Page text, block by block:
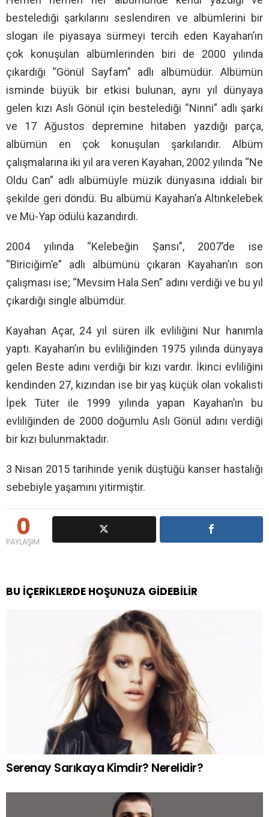
bestelediği şarkılarını seslendiren ve albümlerini bir
slogan ile piyasaya sürmeyi tercih eden Kayahan’ın
çok konuşulan albümlerinden biri de 2000 yılında
çıkardığı “Gönül Sayfam” adlı albümüdür. Albümün
isminde büyük bir etkisi bulunan, aynı yıl dünyaya
gelen kızı Aslı Gönül için bestelediği “Ninni” adlı şarkı
ve 17 Ağustos depremine hitaben yazdığı parça,
albümün en çok konuşulan şarkılarıdır. Albüm
çalışmalarına iki yıl ara veren Kayahan, 2002 yılında “Ne
Oldu Can” adlı albümüyle müzik dünyasına iddialı bir
şekilde geri döndü. Bu albümü Kayahan’a Altınkelebek
ve Mü-Yap ödülü kazandırdı.
2004 yılında “Kelebeğin Şansı”, 2007’de ise
“Biriciğim’e” adlı albümünü çıkaran Kayahan’ın son
çalışması ise; “Mevsim Hala Sen” adını verdiği ve bu yıl
çıkardığı single albümdür.
Kayahan Açar, 24 yıl süren ilk evliliğini Nur hanımla
yaptı. Kayahan’ın bu evliliğinden 1975 yılında dünyaya
gelen Beste adını verdiği bir kızı vardır. İkinci evliliğini
kendinden 27, kızından ise bir yaş küçük olan vokalisti
İpek Tüter ile 1999 yılında yapan Kayahan’ın bu
evliliğinden de 2000 doğumlu Aslı Gönül adını verdiği
bir kızı bulunmaktadır.
3 Nisan 2015 tarihinde yenik düştüğü kanser hastalığı
sebebiyle yaşamını yitirmiştir.
0
PAYLAŞIM
BU İÇERIKLERDE HOŞUNUZA GIDEBILIR
Serenay Sarıkaya Kimdir? Nerelidir?